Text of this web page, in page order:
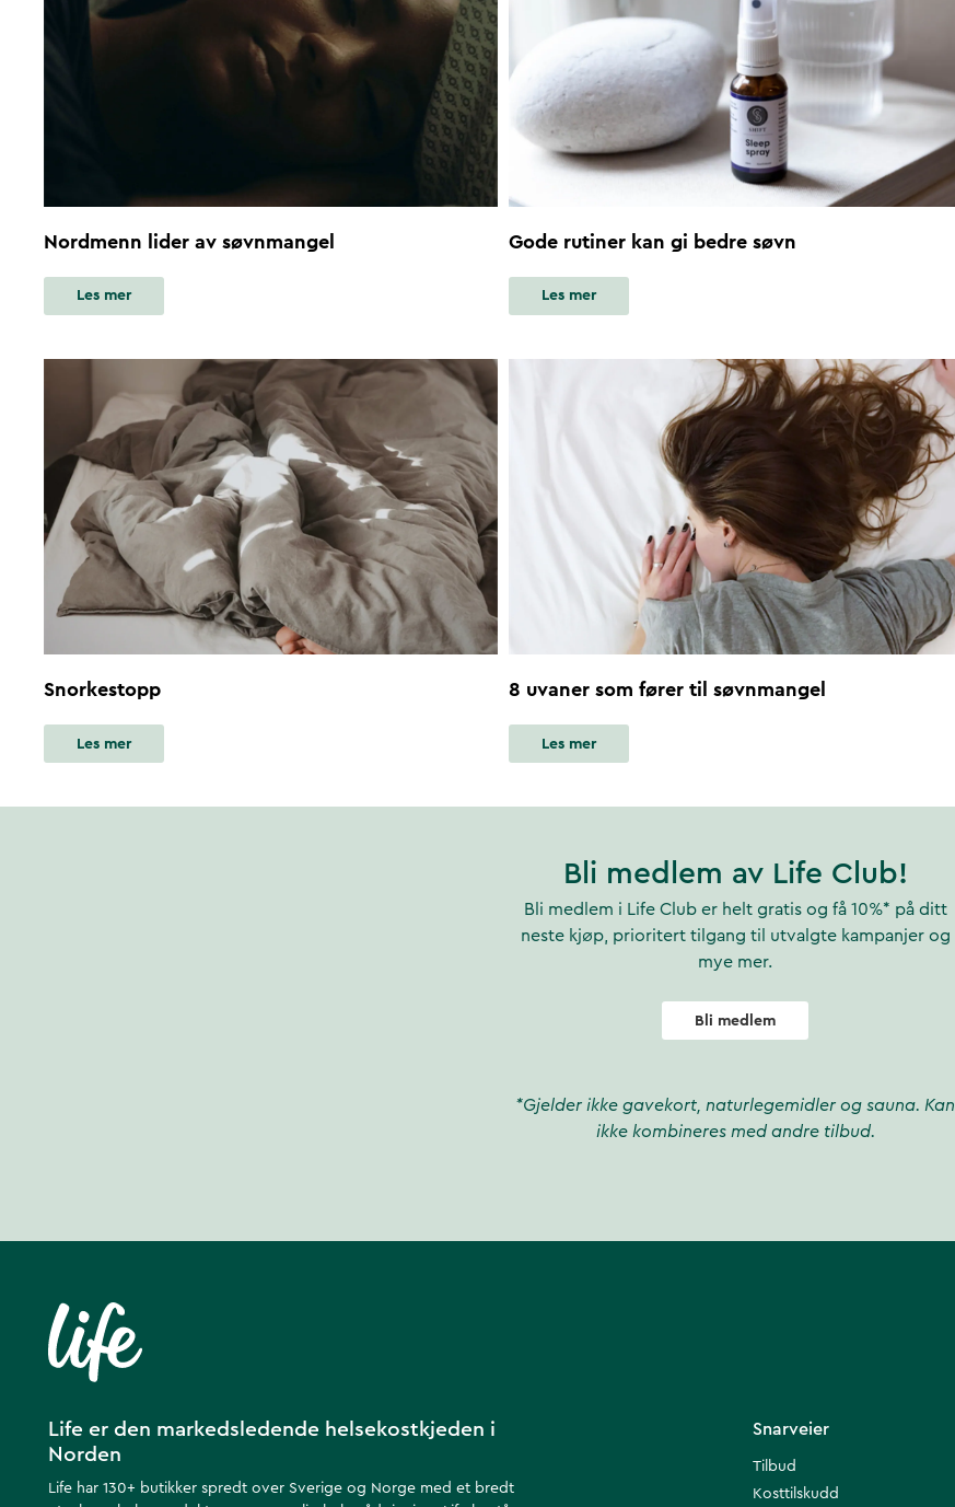
Nordmenn lider av søvnmangel
Les mer
Gode rutiner kan gi bedre søvn
Les mer
Snorkestopp
Les mer
8 uvaner som fører til søvnmangel
Les mer
Bli medlem av Life Club!
Bli medlem i Life Club er helt gratis og få 10%* på ditt
neste kjøp, prioritert tilgang til utvalgte kampanjer og
mye mer.
Bli medlem
*Gjelder ikke gavekort, naturlegemidler og sauna. Kan
ikke kombineres med andre tilbud.
Life er den markedsledende helsekostkjeden i
Norden
Life har 130+ butikker spredt over Sverige og Norge med et bredt
Snarveier
Tilbud
Kosttilskudd